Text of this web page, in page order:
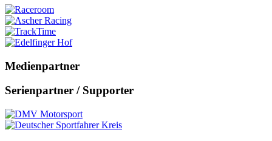
Medienpartner
Serienpartner / Supporter